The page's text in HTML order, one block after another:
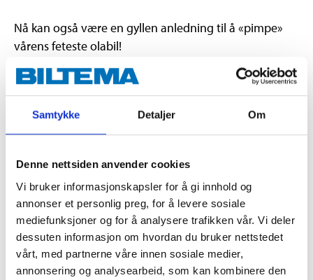
Samtykke Detaljer Om
Denne nettsiden anvender cookies
Vi bruker informasjonskapsler for å gi innhold og
annonser et personlig preg, for å levere sosiale
mediefunksjoner og for å analysere trafikken vår. Vi deler
dessuten informasjon om hvordan du bruker nettstedet
vårt, med partnerne våre innen sosiale medier,
annonsering og analysearbeid, som kan kombinere den
Nå kan også være en gyllen anledning til å «pimpe»
vårens feteste olabil!
Er du riktig heldig, bor du i nærheten av et skogholt,
eller kanskje en strandlinje å spasere ved. Det er også
mulig å sette seg i bilen en kjapp tur for å oppsøke
sånt noe!
En tur ut i skogen med en sammenleggbar
grill kombinert med pølser er også en god oppskrift på
familiehygge. Vår rustfrie og bærbare grill fikk god
omtale i test hos TV2 hjelper deg i fjor, og er et
glimrende alternativ til denne type aktivitet.
Heng opp en fuglekasse hvis man har et tre i